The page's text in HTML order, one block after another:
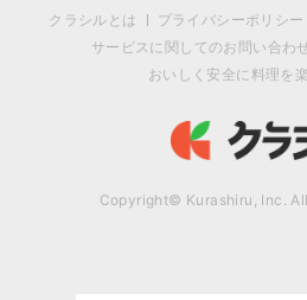
クラシルとは プライバシーポリシー
サービスに関してのお問い合わ
おいしく安全に料理を
Copyright© Kurashiru, Inc.